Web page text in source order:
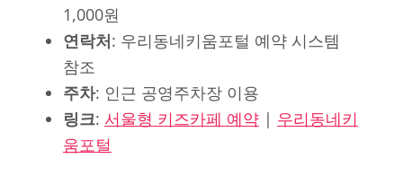
1,000원
연락처: 우리동네키움포털 예약 시스템
참조
주차: 인근 공영주차장 이용
링크: 서울형 키즈카페 예약 | 우리동네키
움포털